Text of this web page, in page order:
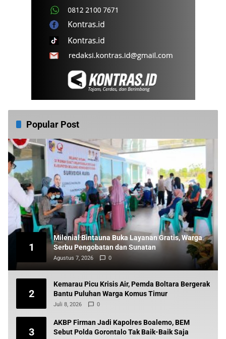
Popular Post
1
Milenial Bintauna Buka Layanan Gratis, Warga
Serbu Pengobatan dan Sunatan
Agustus 7, 2026 0
2
Kemarau Picu Krisis Air, Pemda Boltara Bergerak
Bantu Puluhan Warga Komus Timur
Juli 8, 2026 0
3
AKBP Firman Jadi Kapolres Boalemo, BEM
Sebut Polda Gorontalo Tak Baik-Baik Saja